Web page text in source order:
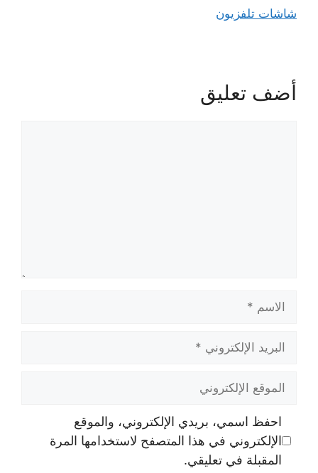
شاشات تلفزيون
أضف تعليق
الإلكتروني
الإلكتروني
احفظ اسمي، بريدي الإلكتروني، والموقع
الإلكتروني في هذا المتصفح لاستخدامها المرة
المقبلة في تعليقي.